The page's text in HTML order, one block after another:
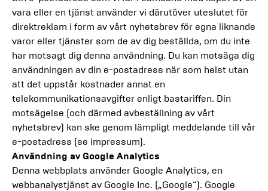
vara eller en tjänst använder vi därutöver uteslutet för
direktreklam i form av vårt nyhetsbrev för egna liknande
varor eller tjänster som de av dig beställda, om du inte
har motsagt dig denna användning. Du kan motsäga dig
användningen av din e-postadress när som helst utan
att det uppstår kostnader annat en
telekommunikationsavgifter enligt bastariffen. Din
motsägelse (och därmed avbeställning av vårt
nyhetsbrev) kan ske genom lämpligt meddelande till vår
e-postadress (se impressum).
Användning av Google Analytics
Denna webbplats använder Google Analytics, en
webbanalystjänst av Google Inc. („Google“). Google